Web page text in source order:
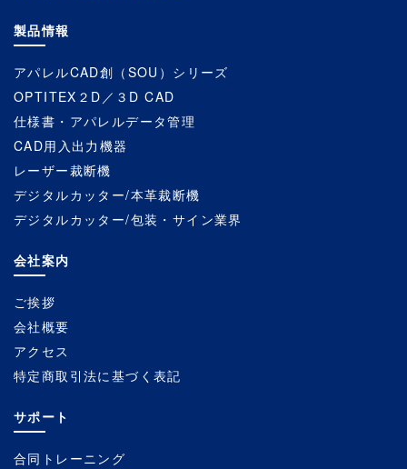
製品情報
アパレルCAD創（SOU）シリーズ
OPTITEX２D／３D CAD
仕様書・アパレルデータ管理
CAD用入出力機器
レーザー裁断機
デジタルカッター/本革裁断機
デジタルカッター/包装・サイン業界
会社案内
ご挨拶
会社概要
アクセス
特定商取引法に基づく表記
サポート
合同トレーニング